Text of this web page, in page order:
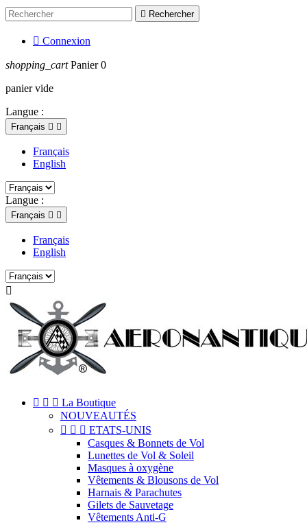
 Rechercher
 Connexion
shopping_cart Panier 0
panier vide
Langue :
Français  
Français
English
Langue :
Français  
Français
English

   La Boutique
NOUVEAUTÉS
   ETATS-UNIS
Casques & Bonnets de Vol
Lunettes de Vol & Soleil
Masques à oxygène
Vêtements & Blousons de Vol
Harnais & Parachutes
Gilets de Sauvetage
Vêtements Anti-G